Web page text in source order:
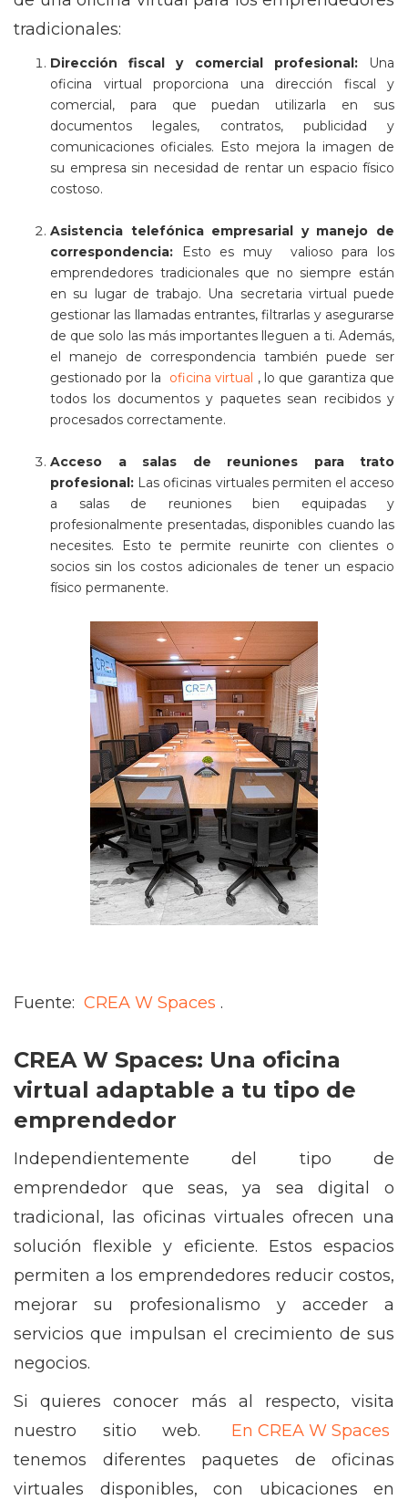
tradicionales:
Dirección fiscal y comercial profesional:Una
oficina virtual proporciona una dirección fiscal y
comercial, para que puedan utilizarla en sus
documentos legales, contratos, publicidad y
comunicaciones oficiales. Esto mejora la imagen de
su empresa sin necesidad de rentar un espacio físico
costoso.
Asistencia telefónica empresarial y manejo de
correspondencia:
Esto es muy valioso para los
emprendedores tradicionales que no siempre están
en su lugar de trabajo. Una secretaria virtual puede
gestionar las llamadas entrantes, filtrarlas y asegurarse
de que solo las más importantes lleguen a ti. Además,
el manejo de correspondencia también puede ser
gestionado por la
oficina virtual , lo que garantiza que
todos los documentos y paquetes sean recibidos y
procesados correctamente.
Acceso a salas de reuniones para trato
profesional: Las oficinas virtuales permiten el acceso
a salas de reuniones bien equipadas y
profesionalmente presentadas, disponibles cuando las
necesites. Esto te permite reunirte con clientes o
socios sin los costos adicionales de tener un espacio
físico permanente.
Fuente: CREA W Spaces .
CREA W Spaces: Una oficina
virtual adaptable a tu tipo de
emprendedor
Independientemente del tipo de
emprendedor que seas, ya sea digital o
tradicional, las oficinas virtuales ofrecen una
solución flexible y eficiente. Estos espacios
permiten a los emprendedores reducir costos,
mejorar su profesionalismo y acceder a
servicios que impulsan el crecimiento de sus
negocios.
Si quieres conocer más al respecto, visita
nuestro sitio web.
En CREA W Spaces
tenemos diferentes paquetes de oficinas
virtuales disponibles, con ubicaciones en